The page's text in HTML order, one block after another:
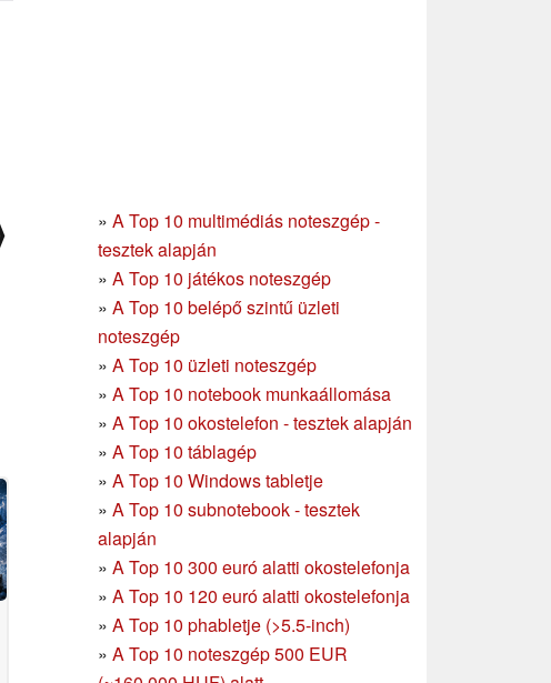
» A Top 10 multimédiás noteszgép -
tesztek alapján
» A Top 10 játékos noteszgép
» A Top 10 belépő szintű üzleti
noteszgép
» A Top 10 üzleti noteszgép
» A Top 10 notebook munkaállomása
» A Top 10 okostelefon - tesztek alapján
» A Top 10 táblagép
» A Top 10 Windows tabletje
» A Top 10 subnotebook - tesztek
alapján
» A Top 10 300 euró alatti okostelefonja
» A Top 10 120 euró alatti okostelefonja
» A Top 10 phabletje (>5.5-inch)
» A Top 10 noteszgép 500 EUR